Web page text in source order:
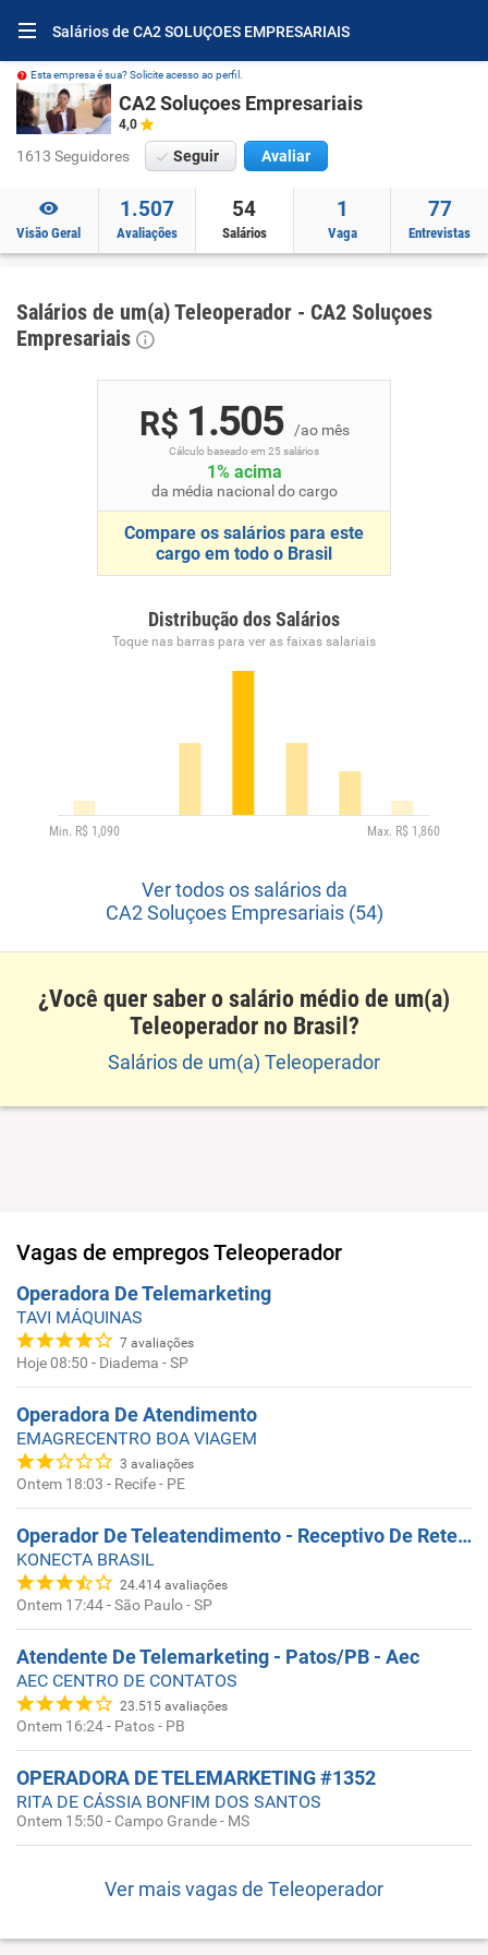
Salários de CA2 SOLUÇOES EMPRESARIAIS
Esta empresa é sua? Solicite acesso ao perfil.
CA2 Soluçoes Empresariais
4,0
1613 Seguidores Seguir Avaliar
Visão Geral
1.507
Avaliações
54
Salários
1
Vaga
77
Entrevistas
Salários de um(a) Teleoperador - CA2 Soluçoes
Empresariais
R$ 1.505 /ao mês
Cálculo baseado em 25 salários
1% acima
da média nacional do cargo
Compare os salários para este
cargo em todo o Brasil
Distribução dos Salários
Toque nas barras para ver as faixas salariais
Ver todos os salários da
CA2 Soluçoes Empresariais (54)
¿Você quer saber o salário médio de um(a)
Teleoperador no Brasil?
Salários de um(a) Teleoperador
Vagas de empregosTeleoperador
Operadora De Telemarketing
TAVI MÁQUINAS
7 avaliações
Hoje 08:50 - Diadema - SP
Operadora De Atendimento
EMAGRECENTRO BOA VIAGEM
3 avaliações
Ontem 18:03 - Recife - PE
Operador De Teleatendimento - Receptivo De Retenção - Manhã Ou Tarde
KONECTA BRASIL
24.414 avaliações
Ontem 17:44-São Paulo - SP
Atendente De Telemarketing - Patos/PB - Aec
AEC CENTRO DE CONTATOS
23.515 avaliações
Ontem 16:24- Patos - PB
OPERADORA DE TELEMARKETING #1352
RITA DE CÁSSIA BONFIM DOS SANTOS
Ontem 15:50 - Campo Grande - MS
Ver mais vagas de Teleoperador